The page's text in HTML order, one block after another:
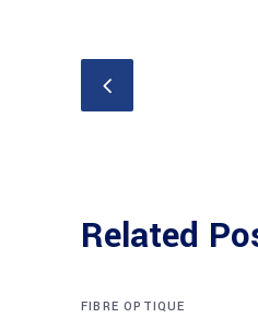
Related
FIBRE OPTIQUE